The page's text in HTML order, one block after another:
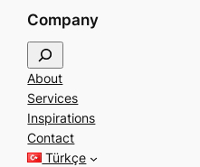
Company
e
a
r
c
h
About
Services
Inspirations
Contact
Türkçe